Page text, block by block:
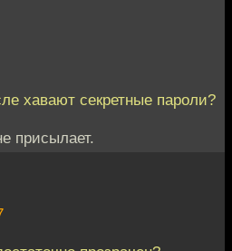
хавают секретные пароли?
присылает.